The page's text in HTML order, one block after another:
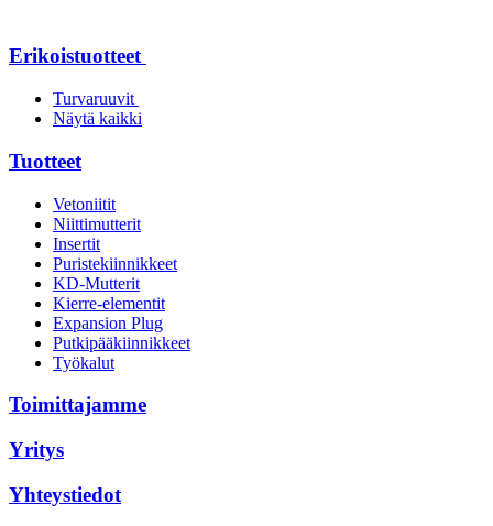
Erikoistuotteet
Turvaruuvit
Näytä kaikki
Tuotteet
Vetoniitit
Niittimutterit
Insertit
Puristekiinnikkeet
KD-Mutterit
Kierre-elementit
Expansion Plug
Putkipääkiinnikkeet
Työkalut
Toimittajamme
Yritys
Yhteystiedot